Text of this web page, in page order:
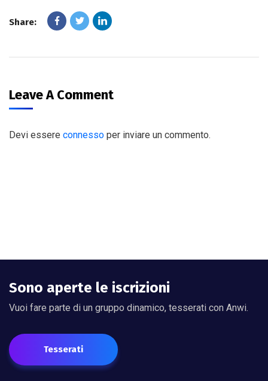
Share:
Leave A Comment
Devi essere connesso per inviare un commento.
Sono aperte le iscrizioni
Vuoi fare parte di un gruppo dinamico, tesserati con Anwi.
Tesserati